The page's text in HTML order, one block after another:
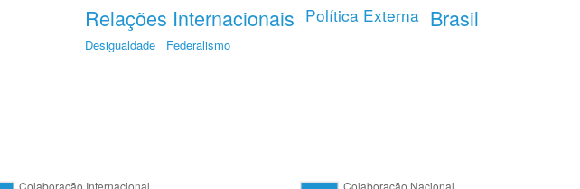
Relações Internacionais Política Externa Brasil
Desigualdade Federalismo